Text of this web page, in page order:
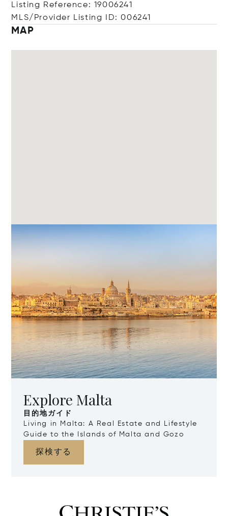
Listing Reference: 19006241
MLS/Provider Listing ID: 006241
MAP
Explore Malta
目的地ガイド
Living in Malta: A Real Estate and Lifestyle
Guide to the Islands of Malta and Gozo
探検する